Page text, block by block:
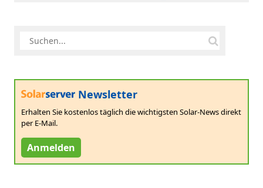
Newsletter
Erhalten Sie kostenlos täglich die wichtigsten Solar-News direkt
per E-Mail.
Anmelden